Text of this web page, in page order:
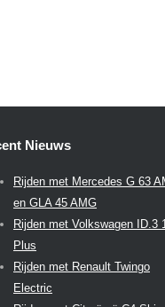
Nieuws
Rijden met Mercedes G 63
en GLA 45 AMG
Rijden met Volkswagen ID.3
Plus
Rijden met Renault Twingo
Electric